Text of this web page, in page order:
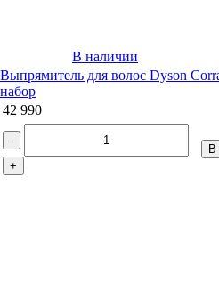
В наличии
Выпрямитель для волос Dyson
набор
42 990
-
+
В